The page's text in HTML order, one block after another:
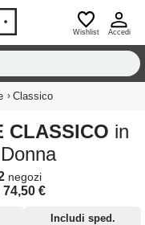
Wishlist Accedi
› Classico
CLASSICO in
negozi
74,50 €
Includi sped.